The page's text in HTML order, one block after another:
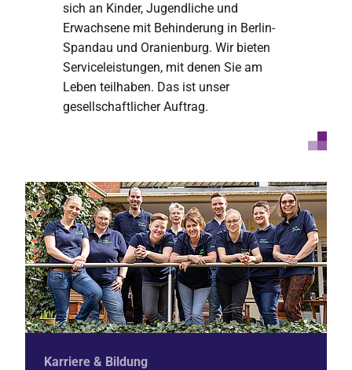
sich an Kinder, Jugendliche und
Erwachsene mit Behinderung in Berlin-
Spandau und Oranienburg. Wir bieten
Serviceleistungen, mit denen Sie am
Leben teilhaben. Das ist unser
gesellschaftlicher Auftrag.
Karriere & Bildung